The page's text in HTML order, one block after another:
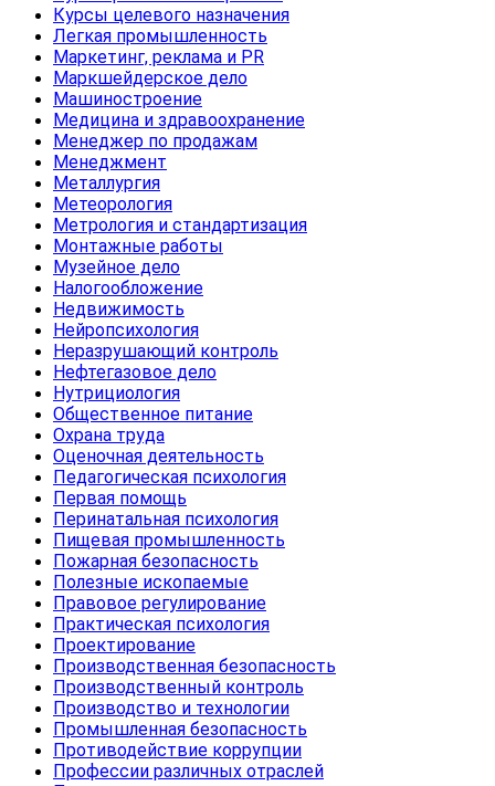
Курсы целевого назначения
Легкая промышленность
Маркетинг, реклама и PR
Маркшейдерское дело
Машиностроение
Медицина и здравоохранение
Менеджер по продажам
Менеджмент
Металлургия
Метеорология
Метрология и стандартизация
Монтажные работы
Музейное дело
Налогообложение
Недвижимость
Нейропсихология
Неразрушающий контроль
Нефтегазовое дело
Нутрициология
Общественное питание
Охрана труда
Оценочная деятельность
Педагогическая психология
Первая помощь
Перинатальная психология
Пищевая промышленность
Пожарная безопасность
Полезные ископаемые
Правовое регулирование
Практическая психология
Проектирование
Производственная безопасность
Производственный контроль
Производство и технологии
Промышленная безопасность
Противодействие коррупции
Профессии различных отраслей